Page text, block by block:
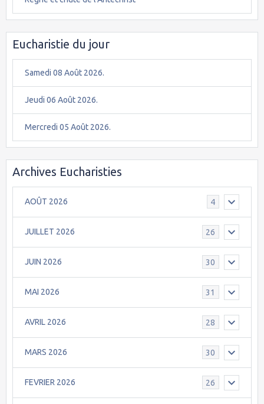
Eucharistie du jour
Samedi 08 Août 2026.
Jeudi 06 Août 2026.
Mercredi 05 Août 2026.
Archives Eucharisties
AOÛT 2026 4
JUILLET 2026 26
JUIN 2026 30
MAI 2026 31
AVRIL 2026 28
MARS 2026 30
FEVRIER 2026 26